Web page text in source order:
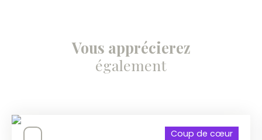
Vous apprécierez
également
Coup de cœur